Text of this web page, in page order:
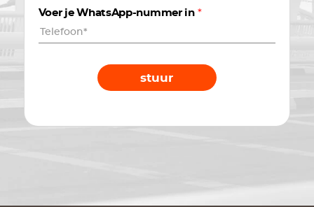
Voer je WhatsApp-nummer in *
stuur